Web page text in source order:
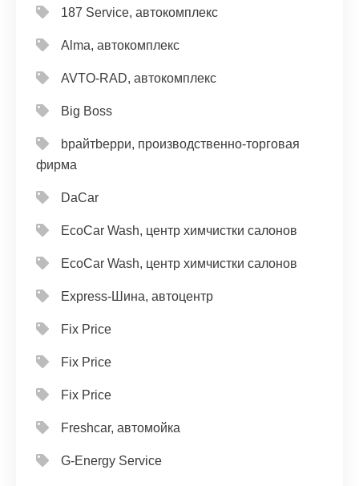
187 Service, автокомплекс
Alma, автокомплекс
AVTO-RAD, автокомплекс
Big Boss
bрайтbерри, производственно-торговая
фирма
DaCar
EcoCar Wash, центр химчистки салонов
EcoCar Wash, центр химчистки салонов
Express-Шина, автоцентр
Fix Price
Fix Price
Fix Price
Freshcar, автомойка
G-Energy Service